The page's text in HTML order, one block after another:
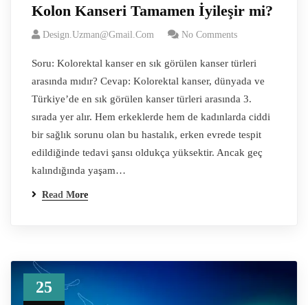
Kolon Kanseri Tamamen İyileşir mi?
Design.uzman@gmail.com No Comments
Soru: Kolorektal kanser en sık görülen kanser türleri
arasında mıdır? Cevap: Kolorektal kanser, dünyada ve
Türkiye’de en sık görülen kanser türleri arasında 3.
sırada yer alır. Hem erkeklerde hem de kadınlarda ciddi
bir sağlık sorunu olan bu hastalık, erken evrede tespit
edildiğinde tedavi şansı oldukça yüksektir. Ancak geç
kalındığında yaşam…
Read More
25